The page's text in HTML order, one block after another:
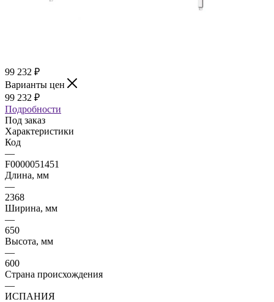
99 232 ₽
Варианты цен
99 232 ₽
Подробности
Под заказ
Характеристики
Код
—
F0000051451
Длина, мм
—
2368
Ширина, мм
—
650
Высота, мм
—
600
Страна происхождения
—
ИСПАНИЯ